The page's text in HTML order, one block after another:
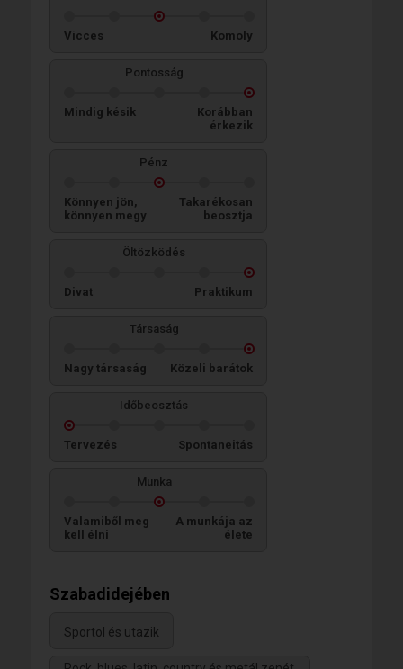
Vicces Komoly
Pontosság
Mindig késik
Korábban
érkezik
Pénz
Könnyen jön,
könnyen megy
Takarékosan
beosztja
Öltözködés
Divat Praktikum
Társaság
Nagy társaság Közeli barátok
Időbeosztás
Tervezés Spontaneitás
Munka
Valamiből meg
kell élni
A munkája az
élete
Szabadidejében
Sportol és utazik